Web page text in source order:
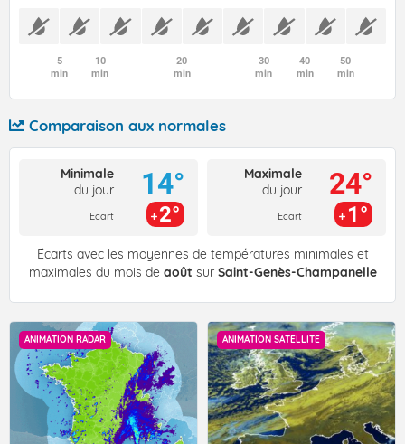
5
min
10
min
20
min
30
min
40
min
50
min
Comparaison aux normales
Minimale
du jour
Ecart
14°
2°
Maximale
du jour
Ecart
24°
1°
Écarts avec les moyennes de températures minimales et
maximales du mois de août sur Saint-Genès-Champanelle
ANIMATION RADAR ANIMATION SATELLITE